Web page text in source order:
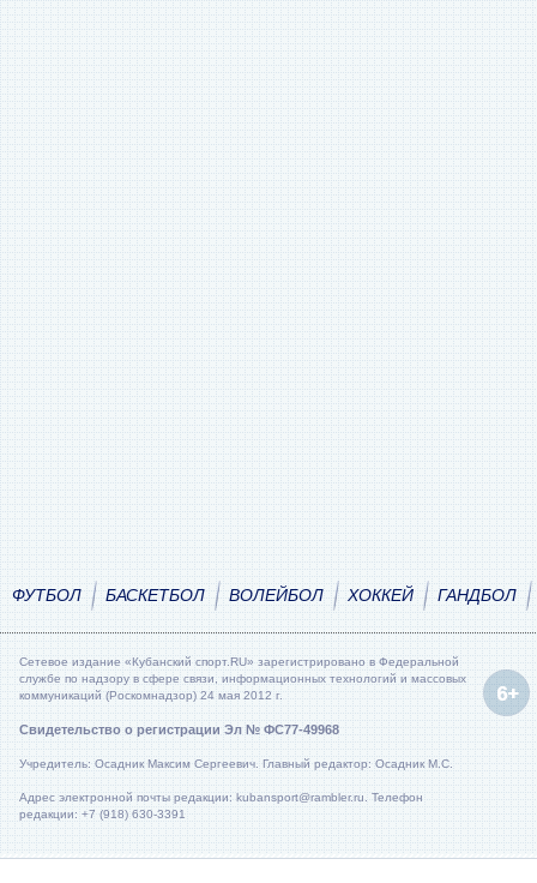
ФУТБОЛ БАСКЕТБОЛ ВОЛЕЙБОЛ ХОККЕЙ ГАНДБОЛ
Сетевое издание «Кубанский спорт.RU» зарегистрировано в Федеральной
службе по надзору в сфере связи, информационных технологий и массовых
коммуникаций (Роскомнадзор) 24 мая 2012 г.
Свидетельство о регистрации Эл № ФС77-49968
Учредитель: Осадник Максим Сергеевич. Главный редактор: Осадник М.С.
Адрес электронной почты редакции: kubansport@rambler.ru. Телефон
редакции: +7 (918) 630-3391